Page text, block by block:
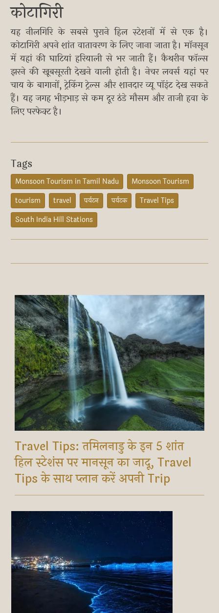
कोटागिरी
यह नीलगिरि के सबसे पुराने हिल स्टेशनों में से एक है।
कोटागिरी अपने शांत वातावरण के लिए जाना जाता है। मॉनसून
में यहां की घाटियां हरियाली से भर जाती हैं। कैथरीन फॉल्स
झरने की खूबसूरती देखने वाली होती है। नेचर लवर्स यहां पर
चाय के बागानों, ट्रेकिंग ट्रेल्स और शानदार व्यू पॉइंट देख सकते
हैं। यह जगह भीड़भाड़ से कम दूर ठंडे मौसम और ताजी हवा के
लिए परफेक्ट है।
Tags
Monsoon Tourism in Tamil Nadu
Monsoon Tourism
tourism
travel पर्यटन पर्यटक
Travel Tips
South India Hill Stations
Travel Tips: तमिलनाडु के इन 5 शांत
हिल स्टेशंस पर मानसून का जादू, Travel
Tips के साथ प्लान करें अपनी Trip